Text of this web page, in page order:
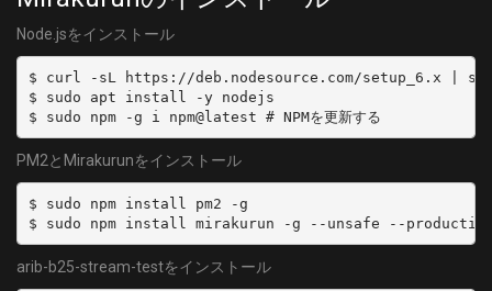
Node.jsをインストール
$ curl -sL https://deb.nodesource.com/setup_6.x |
$ sudo apt install -y nodejs
PM2とMirakurunをインストール
$ sudo npm install pm2 -g
arib-b25-stream-testをインストール